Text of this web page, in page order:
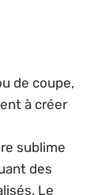
de coupe,
à créer
sublime
des
Le